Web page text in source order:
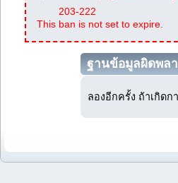
203-222
This ban is not set to expire.
ฐานข้อมูลผิดพล
ลองอีกครั้ง ถ้าเกิดก